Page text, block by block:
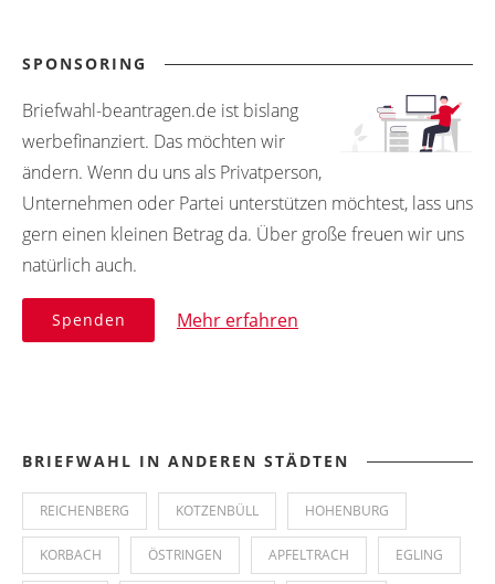
SPONSORING
Briefwahl-beantragen.de ist bislang
werbefinanziert. Das möchten wir
ändern. Wenn du uns als Privatperson,
Unternehmen oder Partei unterstützen möchtest, lass uns
gern einen kleinen Betrag da. Über große freuen wir uns
natürlich auch.
Spenden Mehr erfahren
BRIEFWAHL IN ANDEREN STÄDTEN
REICHENBERG KOTZENBÜLL HOHENBURG
KORBACH ÖSTRINGEN APFELTRACH EGLING